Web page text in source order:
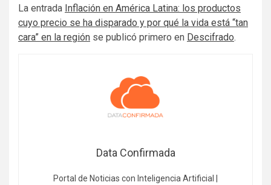
La entrada Inflación en América Latina: los productos
cuyo precio se ha disparado y por qué la vida está “tan
cara” en la región se publicó primero en Descifrado.
Data Confirmada
Portal de Noticias con Inteligencia Artificial |